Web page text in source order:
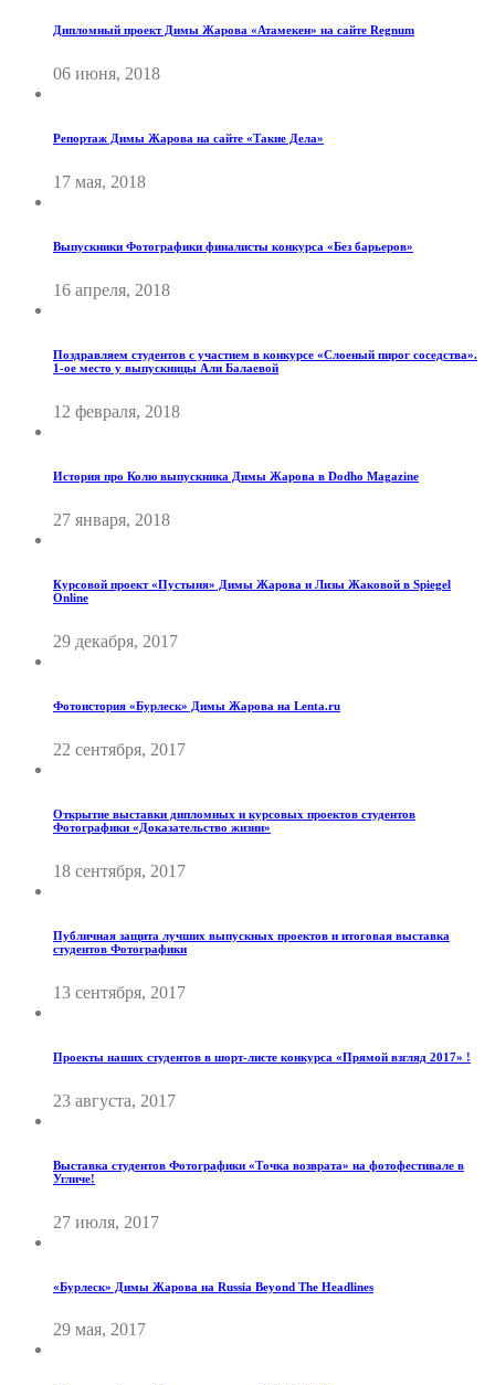
Дипломный проект Димы Жарова «Атамекен» на сайте Regnum
06 июня, 2018
Репортаж Димы Жарова на сайте «Такие Дела»
17 мая, 2018
Выпускники Фотографики финалисты конкурса «Без барьеров»
16 апреля, 2018
Поздравляем студентов с участием в конкурсе «Слоеный пирог соседства».
1-ое место у выпускницы Али Балаевой
12 февраля, 2018
История про Колю выпускника Димы Жарова в Dodho Magazine
27 января, 2018
Курсовой проект «Пустыня» Димы Жарова и Лизы Жаковой в Spiegel
Online
29 декабря, 2017
Фотоистория «Бурлеск» Димы Жарова на Lenta.ru
22 сентября, 2017
Открытие выставки дипломных и курсовых проектов студентов
Фотографики «Доказательство жизни»
18 сентября, 2017
Публичная защита лучших выпускных проектов и итоговая выставка
студентов Фотографики
13 сентября, 2017
Проекты наших студентов в шорт-листе конкурса «Прямой взгляд 2017» !
23 августа, 2017
Выставка студентов Фотографики «Точка возврата» на фотофестивале в
Угличе!
27 июля, 2017
«Бурлеск» Димы Жарова на Russia Beyond The Headlines
29 мая, 2017